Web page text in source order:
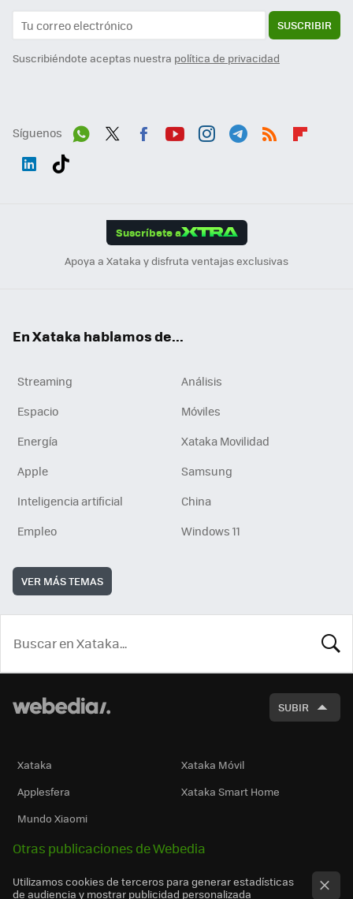
SUSCRIBIR
Suscribiéndote aceptas nuestra política de privacidad
Síguenos
Suscríbete a
Apoya a Xataka y disfruta ventajas exclusivas
En Xataka hablamos de...
Streaming
Análisis
Espacio
Móviles
Energía
Xataka Movilidad
Apple
Samsung
Inteligencia artificial
China
Empleo
Windows 11
VER MÁS TEMAS
SUBIR
Xataka
Xataka Móvil
Applesfera
Xataka Smart Home
Mundo Xiaomi
Otras publicaciones de Webedia
Utilizamos cookies de terceros para generar estadísticas
de audiencia y mostrar publicidad personalizada